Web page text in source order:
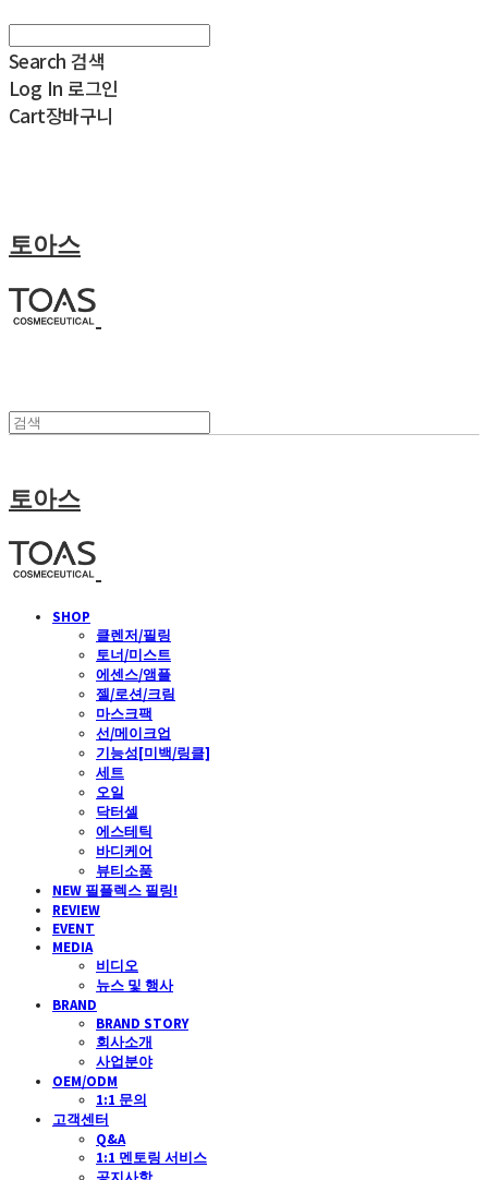
Search 검색
Log In 로그인
Cart장바구니
토아스
토아스
SHOP
클렌저/필링
토너/미스트
에센스/앰플
젤/로션/크림
마스크팩
선/메이크업
기능성[미백/링클]
세트
오일
닥터셀
에스테틱
바디케어
뷰티소품
NEW 필플렉스 필링!
REVIEW
EVENT
MEDIA
비디오
뉴스 및 행사
BRAND
BRAND STORY
회사소개
사업분야
OEM/ODM
1:1 문의
고객센터
Q&A
1:1 멘토링 서비스